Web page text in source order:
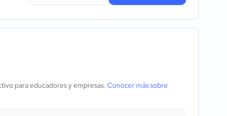
para educadores y empresas. Conocer más sobre